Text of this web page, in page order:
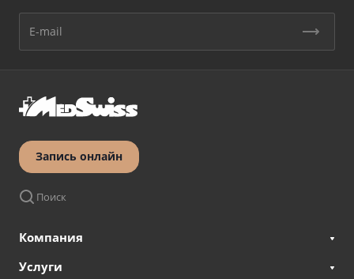
Запись онлайн
Поиск
Компания
Услуги